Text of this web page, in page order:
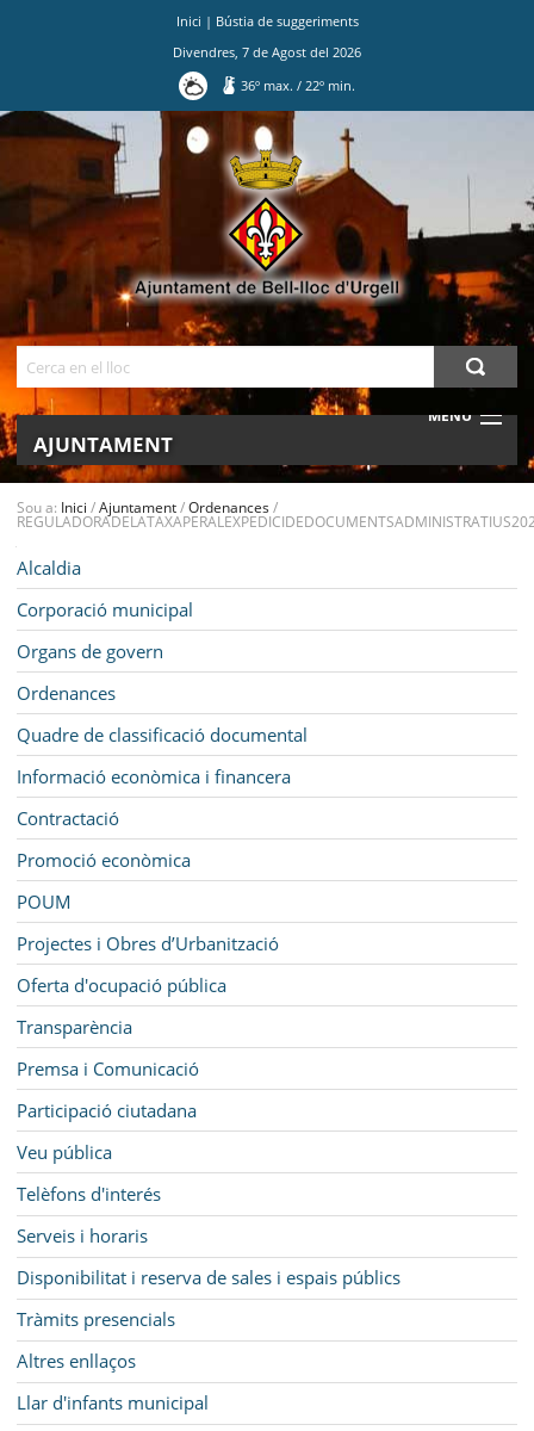
Inici | Bústia de suggeriments
Divendres 7 de Agost del 2026
36º max./ 22º min.
MENU
AJUNTAMENT
BELL-LLOC SOLUCIONA
Sou a: Inici /Ajuntament/Ordenances/
Alcaldia
Corporació municipal
Organs de govern
Ordenances
Quadre de classificació documental
Informació econòmica i financera
Contractació
Promoció econòmica
POUM
Projectes i Obres d’Urbanització
Oferta d'ocupació pública
Transparència
Premsa i Comunicació
Participació ciutadana
Veu pública
Telèfons d'interés
Serveis i horaris
Disponibilitat i reserva de sales i espais públics
Tràmits presencials
Altres enllaços
Llar d'infants municipal